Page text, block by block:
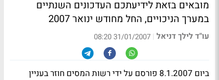
מובאים בזאת לידיעתכם העדכונים השנתיים
במערך הניכויים, החל מחודש ינואר 2007
עו"ד לילך דניאל |
31/01/2007 08:20
ביום 8.1.2007 פורסם על ידי רשות המסים חוזר בעניין